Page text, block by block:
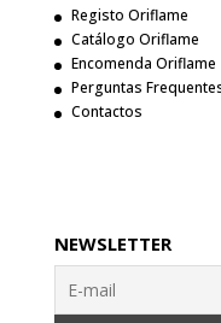
Registo Oriflame
Catálogo Oriflame
Encomenda Oriflame
Perguntas
Contactos
NEWSLETTER